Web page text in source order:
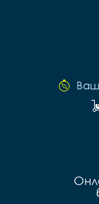
Ваш